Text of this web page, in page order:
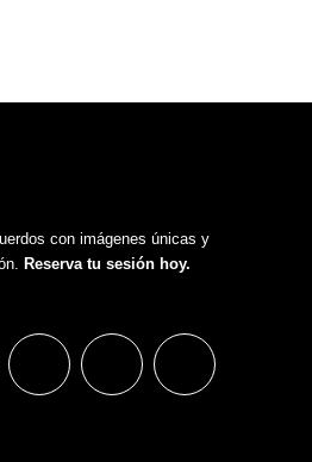
con imágenes únicas y
Reserva tu sesión hoy.